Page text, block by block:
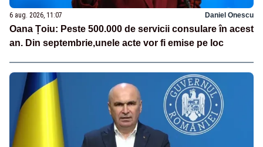
6 aug. 2026, 11:07 Daniel Onescu
Oana Țoiu: Peste 500.000 de servicii consulare în acest
an. Din septembrie,unele acte vor fi emise pe loc